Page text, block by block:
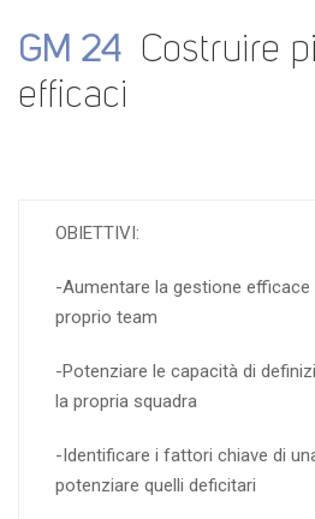
GM 24 Costruire
efficaci
OBIETTIVI:
-Aumentare la gestione efficace
proprio team
-Potenziare le capacità di
la propria squadra
-Identificare i fattori chiave di
potenziare quelli deficitari